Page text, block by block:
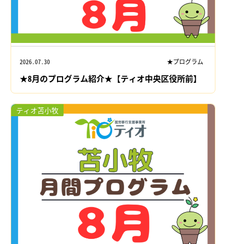
2026.07.30 ★プログラム
★8月のプログラム紹介★【ティオ中央区役所前】
ティオ苫小牧